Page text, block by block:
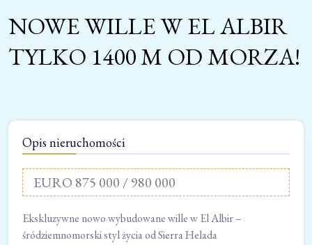
NOWE WILLE W EL ALBIR
TYLKO 1400 M OD MORZA!
Opis nieruchomości
EURO 875 000 / 980 000
Ekskluzywne nowo wybudowane wille w El Albir –
śródziemnomorski styl życia od Sierra Helada